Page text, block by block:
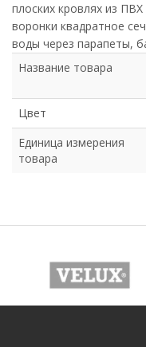
плоских кровлях из
воронки квадратное
воды через парапеты,
Название товара
Цвет
Единица измерения
товара